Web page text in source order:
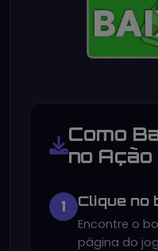
Como
no Ação
1 Clique no
Encontre o
página do